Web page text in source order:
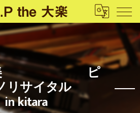
勝美 ピ
リサイタル
in kitara